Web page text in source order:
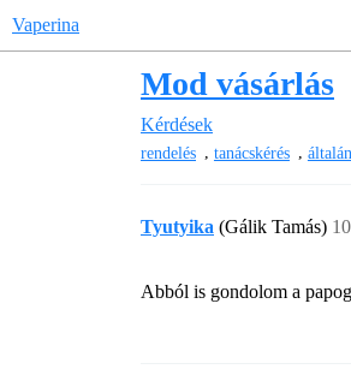
Vaperina
Mod vásárlás
Kérdések
rendelés , tanácskérés ,
Tyutyika (Gálik Tamás) 10
Abból is gondolom a